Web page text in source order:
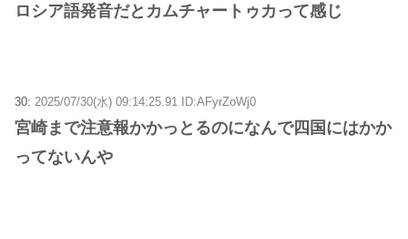
ロシア語発音だとカムチャートゥカって感じ
30: 2025/07/30(水) 09:14:25.91 ID:AFyrZoWj0
宮崎まで注意報かかっとるのになんで四国にはかか
ってないんや